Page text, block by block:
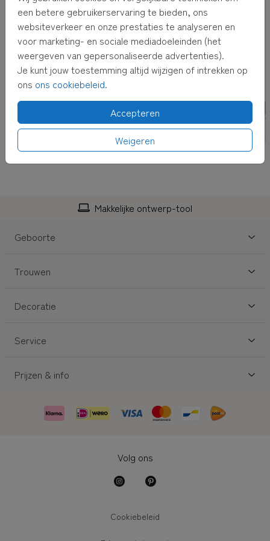
een betere gebruikerservaring te bieden, ons
websiteverkeer en onze prestaties te analyseren en
voor marketing- en sociale mediadoeleinden (het
weergeven van gepersonaliseerde advertenties).
Je kunt jouw toestemming altijd wijzigen of intrekken op
ons ons cookiebeleid.
Accepteren
Weigeren
TIP:Adressen altijd bij de hand hebben? Verzamel dan
adressen in jeeigen adresboek
Makkelijke ontwerp-tool
Geboorte
Trouwen
Decoratie
Service
Prijzen & info
Volg ons
Cookiebeleid